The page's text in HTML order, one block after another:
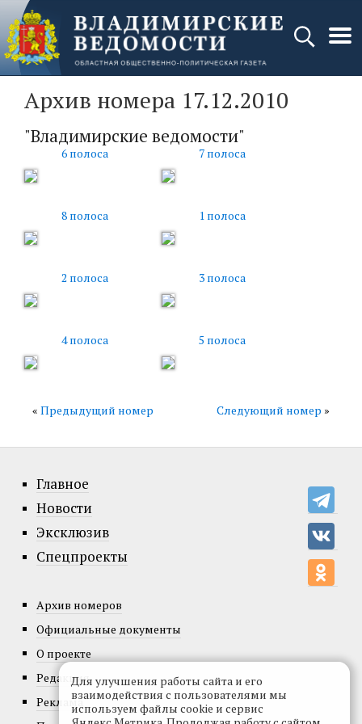
Архив номера 17.12.2010
"Владимирские ведомости"
6 полоса 7 полоса
8 полоса 1 полоса
2 полоса 3 полоса
4 полоса 5 полоса
Следующий номер »
« Предыдущий номер
Главное
Новости
Эксклюзив
Спецпроекты
Архив номеров
Официальные документы
О проекте
Редакция
Реклама
Для улучшения работы сайта и его
взаимодействия с пользователями мы
используем файлы cookie и сервис